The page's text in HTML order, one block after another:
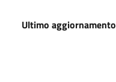
Ultimo aggiornamento